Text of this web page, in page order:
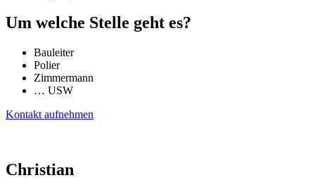
Um welche Stelle geht es?
Bauleiter
Polier
Zimmermann
… USW
Kontakt aufnehmen
Christian